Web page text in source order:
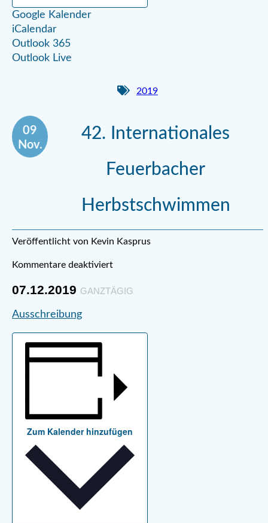
Google Kalender
iCalendar
Outlook 365
Outlook Live
2019
09
Nov.
42. Internationales
Feuerbacher
Herbstschwimmen
Veröffentlicht von Kevin Kasprus
Kommentare deaktiviert
07.12.2019 GANZTÄGIG
Ausschreibung
Zum Kalender hinzufügen